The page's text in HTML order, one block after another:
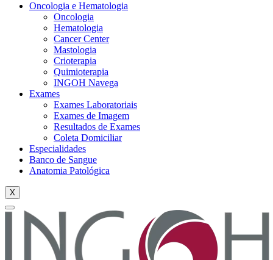
Oncologia e Hematologia
Oncologia
Hematologia
Cancer Center
Mastologia
Crioterapia
Quimioterapia
INGOH Navega
Exames
Exames Laboratoriais
Exames de Imagem
Resultados de Exames
Coleta Domiciliar
Especialidades
Banco de Sangue
Anatomia Patológica
X